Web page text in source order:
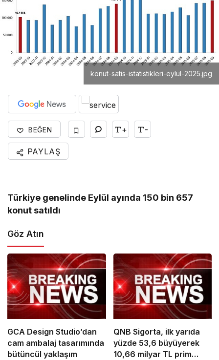
konut-satis-istatistikleri-eylul-2025.jpg
BEĞEN + -
PAYLAŞ
Türkiye genelinde Eylül ayında 150 bin 657
konut satıldı
Göz Atın
GCA Design Studio’dan
cam ambalaj tasarımında
bütüncül yaklaşım
QNB Sigorta, ilk yarıda
yüzde 53,6 büyüyerek
10,66 milyar TL prim